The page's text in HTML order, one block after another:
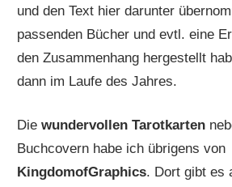
und den Text hier darunter
passenden Bücher und evtl. eine
den Zusammenhang hergestellt
dann im Laufe des Jahres.
Diewundervollen Tarotkarten
Buchcovern habe ich übrigens von
KingdomofGraphics. Dort gibt es